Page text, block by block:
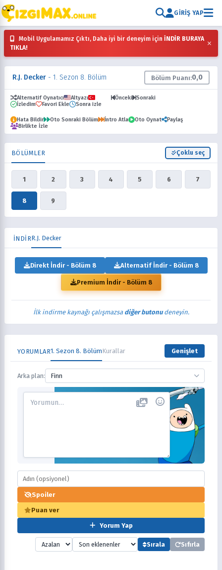
GIRIŞ YAP
Mobil Uygulamamız Çıktı, Daha iyi bir deneyim için İNDİR BURAYA
TIKLA!
×
R.J. Decker - 1. Sezon 8. Bölüm Bölüm Puanı:0,0
Alternatif Oynatıcı Altyazı Önceki
Sonraki
İzledim
Favori Ekle Sonra izle
Hata Bildir Oto Sonraki Bölüm İntro Atla Oto Oynat
Paylaş
Birlikte İzle
BÖLÜMLER Çoklu seç
1 2 3 4 5 6 7
8 9
İNDİRR.J. Decker
Direkt İndir - Bölüm 8 Alternatif İndir - Bölüm 8
Premium İndir - Bölüm 8
İlk indirme kaynağı çalışmazsa diğer butonudeneyin.
YORUMLAR1. Sezon 8. BölümKurallar Genişlet
Arka plan: Finn
Spoiler
Puan ver
Yorum Yap
Sırala Sıfırla